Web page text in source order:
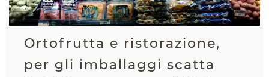
Ortofrutta e ristorazione,
per gli imballaggi scatta